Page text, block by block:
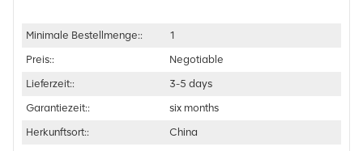
Minimale Bestellmenge::
1
Preis::
Negotiable
Lieferzeit::
3-5 days
Garantiezeit::
six months
Herkunftsort::
China